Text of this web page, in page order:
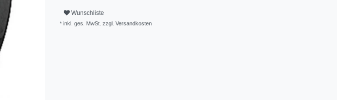
Wunschliste
* inkl. ges. MwSt. zzgl. Versandkosten